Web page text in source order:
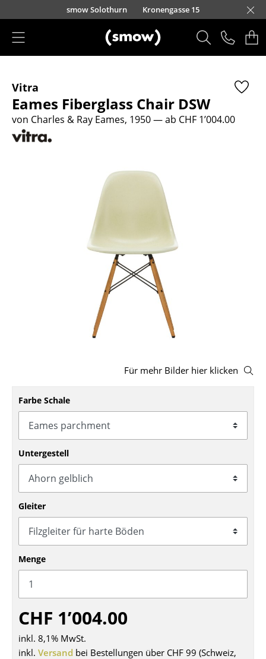
Direkt zum Inhaltsmow Solothurn Kronengasse 15
Sitzmöbel
Esszimmerstühle
Sofas
Schaukelstühle
Bürodrehstühle
Konferenzstühle
Bürosessel
Einzelteile
... alle Sitzmöbel
Tische
Esstische
Beistelltische
Couchtische
Schreibtische
Vitra
Eames Fiberglass Chair DSW
von Charles & Ray Eames, 1950— ab CHF 1’004.00
Für mehr Bilder hier klicken
Farbe Schale
Untergestell
Gleiter
Menge
CHF 1’004.00
inkl. 8,1% MwSt.
inkl. Versand bei Bestellungen über CHF 99 (Schweiz,